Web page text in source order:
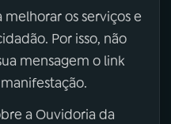
melhorar os serviços e
Por isso, não
mensagem o link
a Ouvidoria da